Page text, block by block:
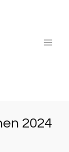
2024